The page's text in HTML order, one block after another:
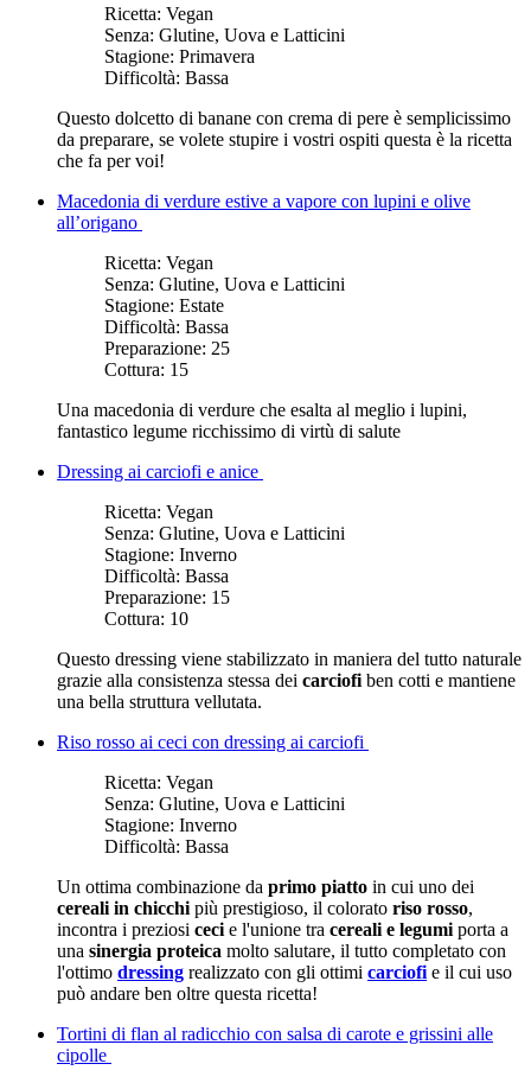
Ricetta: Vegan
Senza: Glutine, Uova e Latticini
Stagione: Primavera
Difficoltà: Bassa
Questo dolcetto di banane con crema di pere è semplicissimo
da preparare, se volete stupire i vostri ospiti questa è la ricetta
che fa per voi!
Macedonia di verdure estive a vapore con lupini e olive
all’origano
Ricetta: Vegan
Senza: Glutine, Uova e Latticini
Stagione: Estate
Difficoltà: Bassa
Preparazione: 25
Cottura: 15
Una macedonia di verdure che esalta al meglio i lupini,
fantastico legume ricchissimo di virtù di salute
Dressing ai carciofi e anice
Ricetta: Vegan
Senza: Glutine, Uova e Latticini
Stagione: Inverno
Difficoltà: Bassa
Preparazione: 15
Cottura: 10
Questo dressing viene stabilizzato in maniera del tutto naturale
grazie alla consistenza stessa dei carciofi ben cotti e mantiene
una bella struttura vellutata.
Riso rosso ai ceci con dressing ai carciofi
Ricetta: Vegan
Senza: Glutine, Uova e Latticini
Stagione: Inverno
Difficoltà: Bassa
Un ottima combinazione da primo piatto in cui uno dei
cereali in chicchi più prestigioso, il colorato riso rosso,
incontra i preziosi ceci e l'unione tra cereali e legumi porta a
una sinergia proteica molto salutare, il tutto completato con
l'ottimo dressing realizzato con gli ottimi carciofi e il cui uso
può andare ben oltre questa ricetta!
Tortini di flan al radicchio con salsa di carote e grissini alle
cipolle